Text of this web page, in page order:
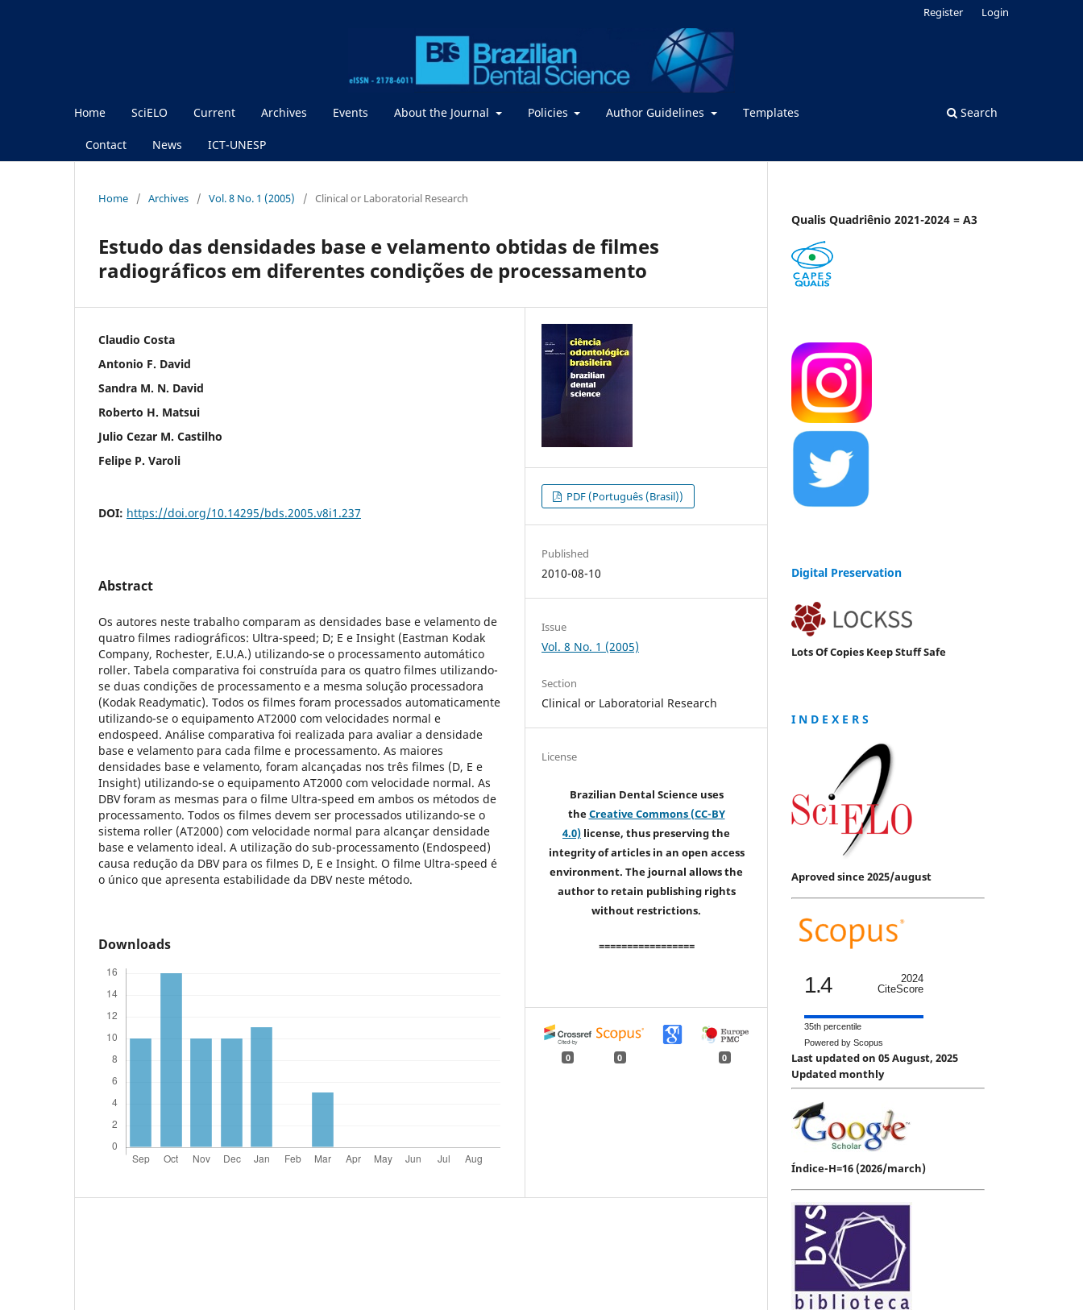
Home SciELO Current Archives Events About the Journal Policies Author Guidelines Templates
Contact News ICT-UNESP
Search
Register Login
Home / Archives / Vol. 8 No. 1 (2005) / Clinical or Laboratorial Research
Estudo das densidades base e velamento obtidas de filmes
radiográficos em diferentes condições de processamento
Claudio Costa
Antonio F. David
Sandra M. N. David
Roberto H. Matsui
Julio Cezar M. Castilho
Felipe P. Varoli
DOI: https://doi.org/10.14295/bds.2005.v8i1.237
Abstract
Os autores neste trabalho comparam as densidades base e velamento de
quatro filmes radiográficos: Ultra-speed; D; E e Insight (Eastman Kodak
Company, Rochester, E.U.A.) utilizando-se o processamento automático
roller. Tabela comparativa foi construída para os quatro filmes utilizando-
se duas condições de processamento e a mesma solução processadora
(Kodak Readymatic). Todos os filmes foram processados automaticamente
utilizando-se o equipamento AT2000 com velocidades normal e
endospeed. Análise comparativa foi realizada para avaliar a densidade
base e velamento para cada filme e processamento. As maiores
densidades base e velamento, foram alcançadas nos três filmes (D, E e
Insight) utilizando-se o equipamento AT2000 com velocidade normal. As
DBV foram as mesmas para o filme Ultra-speed em ambos os métodos de
processamento. Todos os filmes devem ser processados utilizando-se o
sistema roller (AT2000) com velocidade normal para alcançar densidade
base e velamento ideal. A utilização do sub-processamento (Endospeed)
causa redução da DBV para os filmes D, E e Insight. O filme Ultra-speed é
o único que apresenta estabilidade da DBV neste método.
Downloads
PDF (Português (Brasil))
Published
2010-08-10
Issue
Vol. 8 No. 1 (2005)
Section
Clinical or Laboratorial Research
License
Brazilian Dental Science uses
theCreative Commons (CC-BY
4.0) license, thus preserving the
integrity of articles in an open access
environment. The journal allows the
author to retain publishing rights
without restrictions.
=================
0 0 0
Qualis Quadriênio 2021-2024 = A3
Digital Preservation
Lots Of Copies Keep Stuff Safe
I N D E X E R S
Aproved since 2025/august
1.4
2024
CiteScore
35th percentile
Powered by Scopus
Last updated on 05 August, 2025
Updated monthly
Índice-H=16 (2026/march)